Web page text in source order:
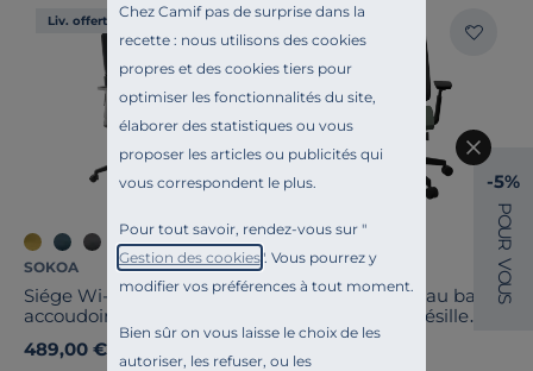
Chez Camif pas de surprise dans la
recette : nous utilisons des cookies
propres et des cookies tiers pour
optimiser les fonctionnalités du site,
élaborer des statistiques ou vous
proposer les articles ou publicités qui
vous correspondent le plus.
Pour tout savoir, rendez-vous sur "
Gestion des cookies". Vous pourrez y
modifier vos préférences à tout moment.
Bien sûr on vous laisse le choix de les
autoriser, les refuser, ou les
Liv. offerte
+2
SOKOA
Siége Wi-Max avec
accoudoirs
489,00 €
Liv. offerte
FLOKK
Fauteuil de bureau base
noire et dossier résille
Light Up 250SL
-5%
P
O
U
R
V
O
U
S